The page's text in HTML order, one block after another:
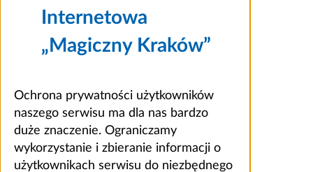
Internetowa
„Magiczny Kraków”
Ochrona prywatności użytkowników
naszego serwisu ma dla nas bardzo
duże znaczenie. Ograniczamy
wykorzystanie i zbieranie informacji o
użytkownikach serwisu do niezbędnego